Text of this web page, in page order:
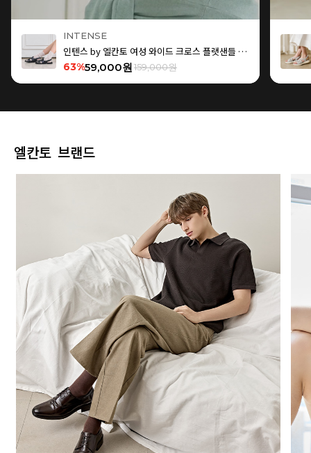
INTENSE
인텐스 by 엘칸토 여성 와이드 크로스 플랫샌들 1.5cm LCWW15I626
63%59,000원159,000원
엘칸토 브랜드